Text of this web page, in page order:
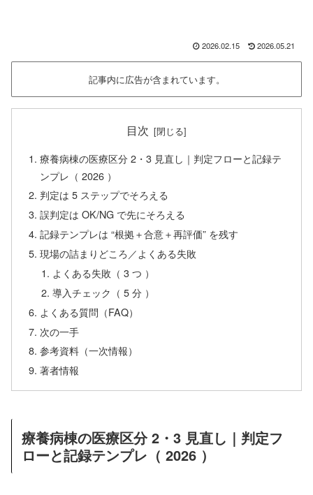
2026.02.15 2026.05.21
記事内に広告が含まれています。
目次
療養病棟の医療区分 2・3 見直し｜判定フローと記録テ
ンプレ（ 2026 ）
判定は 5 ステップでそろえる
誤判定は OK/NG で先にそろえる
記録テンプレは “根拠＋合意＋再評価” を残す
現場の詰まりどころ／よくある失敗
よくある失敗（ 3 つ ）
導入チェック（ 5 分 ）
よくある質問（FAQ）
次の一手
参考資料（一次情報）
著者情報
療養病棟の医療区分 2・3 見直し｜判定フ
ローと記録テンプレ（ 2026 ）